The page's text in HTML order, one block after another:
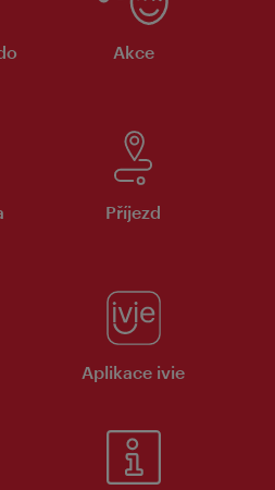
Akce
Příjezd
Aplikace ivie